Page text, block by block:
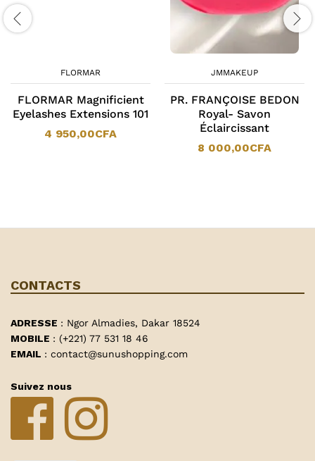
FLORMAR
FLORMAR Magnificient
Eyelashes Extensions 101
4 950,00CFA
JMMAKEUP
PR. FRANÇOISE BEDON
Royal- Savon
Éclaircissant
8 000,00CFA
CONTACTS
ADRESSE : Ngor Almadies, Dakar 18524
MOBILE : (+221) 77 531 18 46
EMAIL : contact@sunushopping.com
Suivez nous